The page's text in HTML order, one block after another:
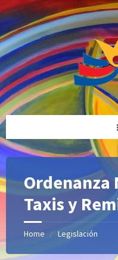
Ordenanza
Taxis y
Home Legislación